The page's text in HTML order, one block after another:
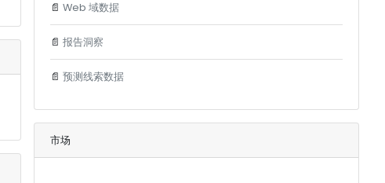
📄 Web 域数据
📄 报告洞察
📄 预测线索数据
市场